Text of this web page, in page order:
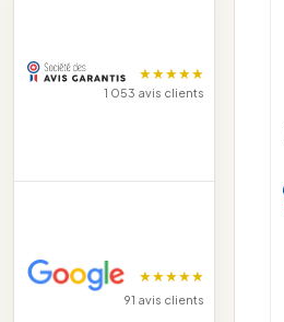
★★★★★
1 053 avis clients
★★★★★
91 avis clients